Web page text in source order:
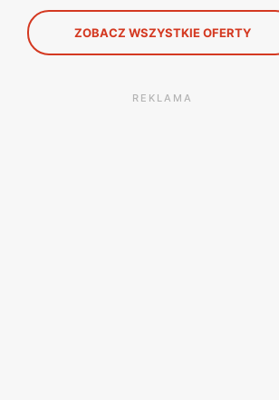
ZOBACZ WSZYSTKIE OFERTY
REKLAMA